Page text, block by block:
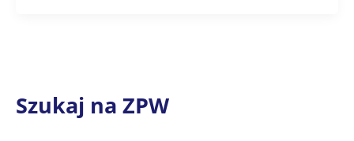
Szukaj na ZPW